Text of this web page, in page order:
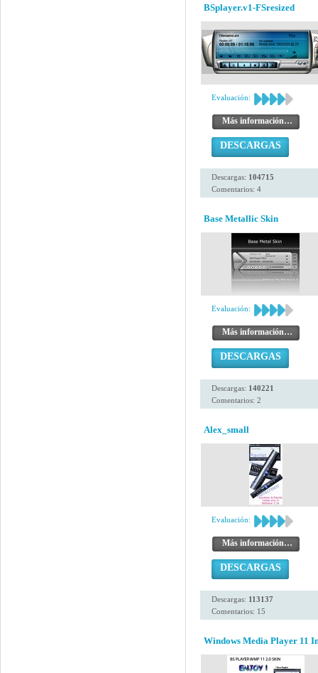
BSplayer.v1-FSresized
Evaluación:
Más información…
DESCARGAS
Descargas: 104715
Comentarios: 4
Base Metallic Skin
Evaluación:
Más información…
DESCARGAS
Descargas: 140221
Comentarios: 2
Alex_small
Evaluación:
Más información…
DESCARGAS
Descargas: 113137
Comentarios: 15
Windows Media Player 11